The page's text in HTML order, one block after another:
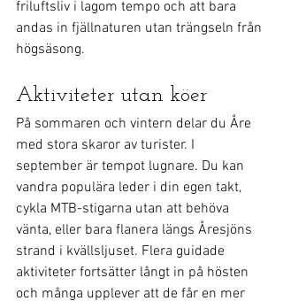
friluftsliv i lagom tempo och att bara
andas in fjällnaturen utan trängseln från
högsäsong.
Aktiviteter utan köer
På sommaren och vintern delar du Åre
med stora skaror av turister. I
september är tempot lugnare. Du kan
vandra populära leder i din egen takt,
cykla MTB-stigarna utan att behöva
vänta, eller bara flanera längs Åresjöns
strand i kvällsljuset. Flera guidade
aktiviteter fortsätter långt in på hösten
och många upplever att de får en mer